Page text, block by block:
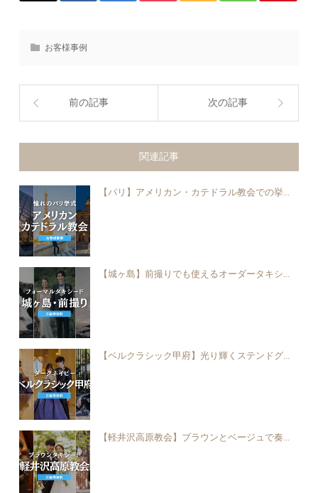
お客様事例
前の記事 次の記事
関連記事
【パリ】アメリカン・カテドラル教会での挙...
【城ヶ島】前撮りでも使えるオーダータキシ...
【ベルクラシック甲府】光り輝くステンドグ...
【軽井沢高原教会】ブラウンとベージュで奏...